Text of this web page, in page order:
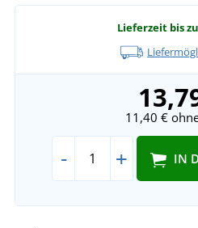
Lieferzeit bis
11,40 €
- + IN